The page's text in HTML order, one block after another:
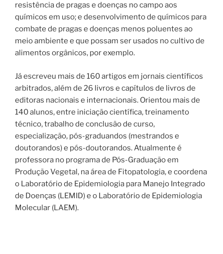
resistência de pragas e doenças no campo aos
químicos em uso; e desenvolvimento de químicos para
combate de pragas e doenças menos poluentes ao
meio ambiente e que possam ser usados no cultivo de
alimentos orgânicos, por exemplo.
Já escreveu mais de 160 artigos em jornais científicos
arbitrados, além de 26 livros e capítulos de livros de
editoras nacionais e internacionais. Orientou mais de
140 alunos, entre iniciação científica, treinamento
técnico, trabalho de conclusão de curso,
especialização, pós-graduandos (mestrandos e
doutorandos) e pós-doutorandos. Atualmente é
professora no programa de Pós-Graduação em
Produção Vegetal, na área de Fitopatologia, e coordena
o Laboratório de Epidemiologia para Manejo Integrado
de Doenças (LEMID) e o Laboratório de Epidemiologia
Molecular (LAEM).